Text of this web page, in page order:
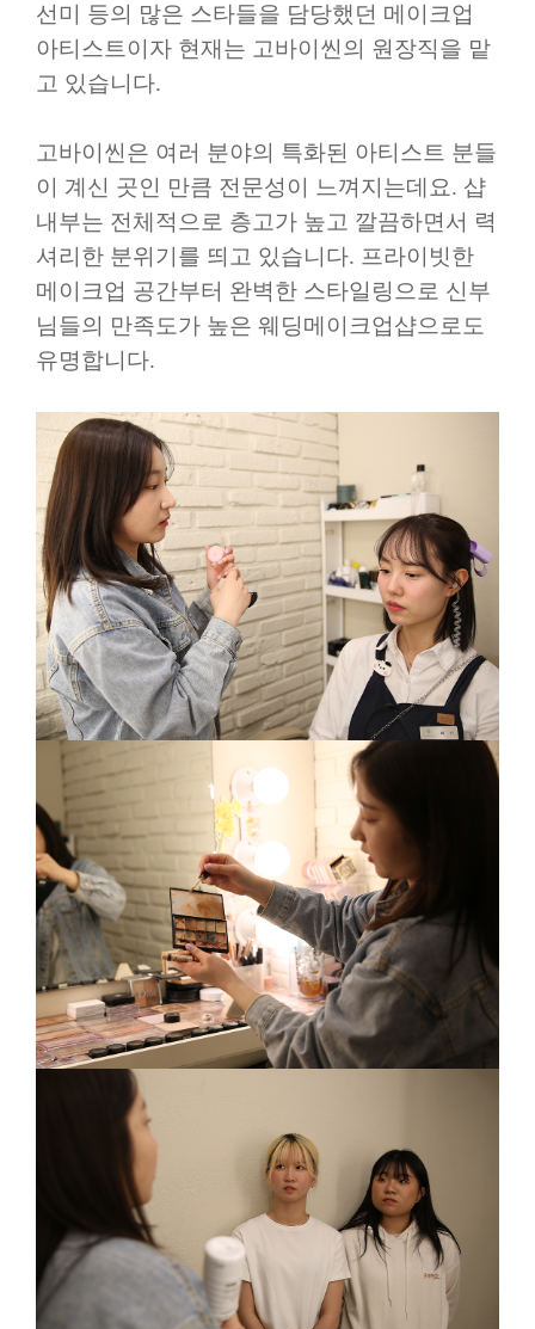
선미 등의 많은 스타들을 담당했던 메이크업
아티스트이자 현재는 고바이씬의 원장직을 맡
고 있습니다.
고바이씬은 여러 분야의 특화된 아티스트 분들
이 계신 곳인 만큼 전문성이 느껴지는데요. 샵
내부는 전체적으로 층고가 높고 깔끔하면서 력
셔리한 분위기를 띄고 있습니다. 프라이빗한
메이크업 공간부터 완벽한 스타일링으로 신부
님들의 만족도가 높은 웨딩메이크업샵으로도
유명합니다.